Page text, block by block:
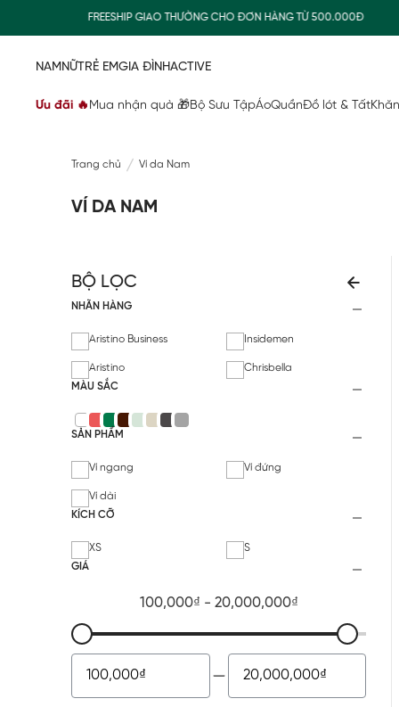
FREESHIP GIAO THƯỜNG CHO ĐƠN HÀNG TỪ 500.000Đ
NAMNỮTRẺ EMGIA ĐÌNHACTIVE
Ưu đãi 🔥 Mua nhận quà 🎁Bộ Sưu TậpÁoQuầnĐồ lót & Tất
Trang chủ Ví da Nam
VÍ DA NAM
BỘ LỌC
NHÃN HÀNG
Aristino Business Insidemen
Aristino
Chrisbella
MÀU SẮC
SẢN PHẨM
Ví ngang Ví đứng
Ví dài
KÍCH CỠ
XS
S
GIÁ